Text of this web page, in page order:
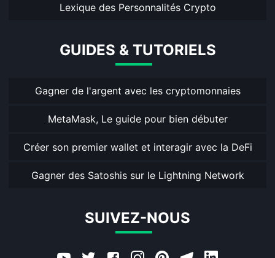
Lexique des Personnalités Crypto
GUIDES & TUTORIELS
Gagner de l'argent avec les cryptomonnaies
MetaMask, Le guide pour bien débuter
Créer son premier wallet et interagir avec la DeFi
Gagner des Satoshis sur le Lightning Network
SUIVEZ-NOUS